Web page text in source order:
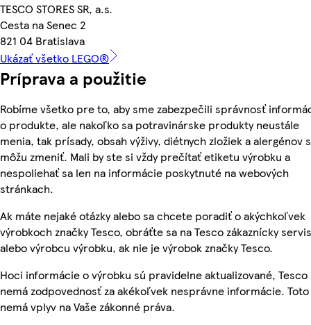
TESCO STORES SR, a.s.
Cesta na Senec 2
821 04 Bratislava
Ukázať všetko LEGO®
Príprava a použitie
Robíme všetko pre to, aby sme zabezpečili správnosť
o produkte, ale nakoľko sa potravinárske produkty neustále
menia, tak prísady, obsah výživy, diétnych zložiek a alergénov
môžu zmeniť. Mali by ste si vždy prečítať etiketu výrobku a
nespoliehať sa len na informácie poskytnuté na webových
stránkach.
Ak máte nejaké otázky alebo sa chcete poradiť o akýchkoľvek
výrobkoch značky Tesco, obráťte sa na Tesco zákaznícky
alebo výrobcu výrobku, ak nie je výrobok značky Tesco.
Hoci informácie o výrobku sú pravidelne aktualizované, Tesco
nemá zodpovednosť za akékoľvek nesprávne informácie. Toto
nemá vplyv na Vaše zákonné práva.